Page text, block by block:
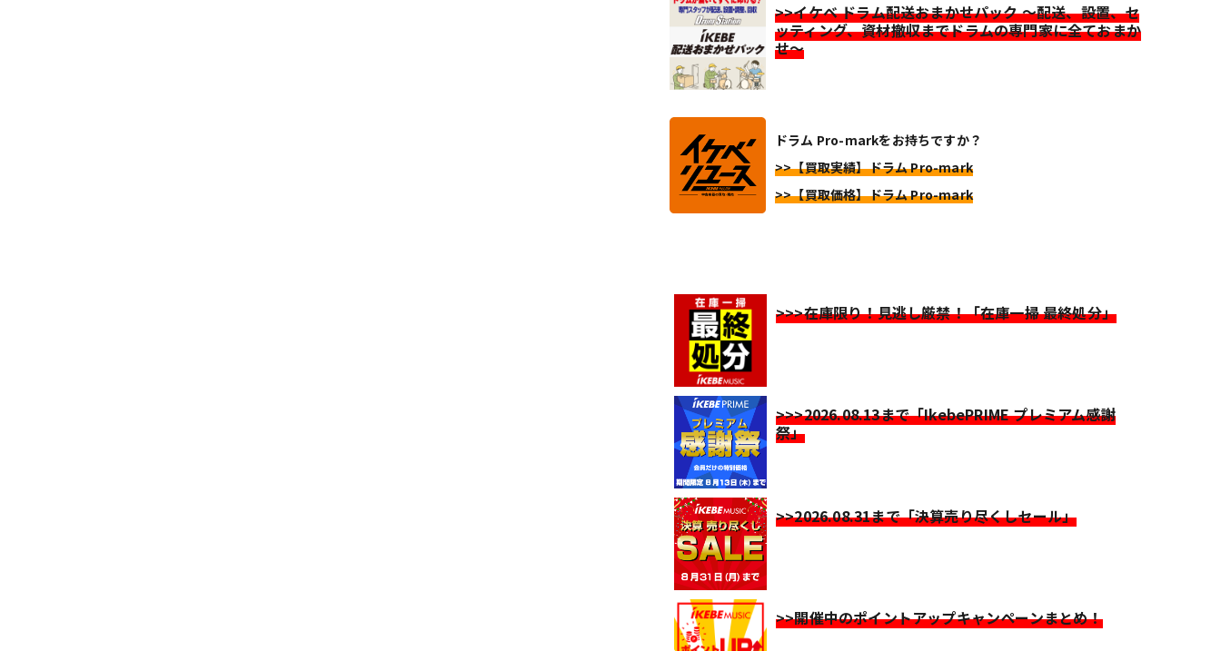
>>イケベ ドラム配送おまかせパック ～配送、設置、セ
ッティング、資材撤収までドラムの専門家に全ておまか
せ～
ドラム Pro-markをお持ちですか？
>>【買取実績】ドラム Pro-mark
>>【買取価格】ドラム Pro-mark
>>>在庫限り！見逃し厳禁！「在庫一掃 最終処分」
>>>2026.08.13まで「IkebePRIME プレミアム感謝
祭」
>>2026.08.31まで「決算売り尽くしセール」
>>開催中のポイントアップキャンペーンまとめ！